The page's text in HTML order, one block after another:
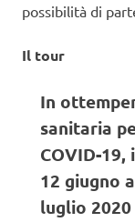
possibilità di
Il tour
In
sanitaria
COVID-
12 giugno
luglio